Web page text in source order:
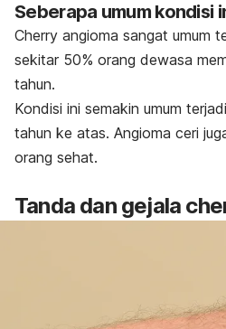
Seberapa umum kondisi
Cherry angioma sangat umum
sekitar 50% orang dewasa
tahun.
Kondisi ini semakin umum
tahun ke atas. Angioma ceri
orang sehat.
Tanda dan gejala